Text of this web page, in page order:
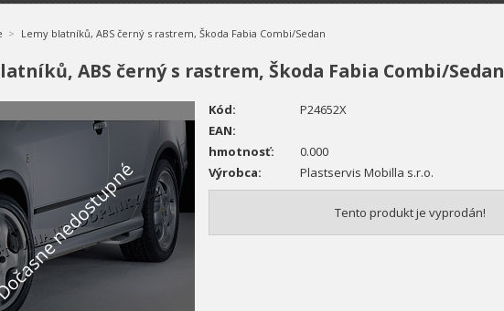
Lemy blatníků, ABS černý s rastrem, Škoda Fabia Combi/Sedan
ABS černý s rastrem, Škoda Fabia Combi/Sedan
nedostupné
Kód:
P24652X
EAN:
hmotnosť:
0.000
Výrobca:
Plastservis Mobilla s.r.o.
Tento produkt je vyprodán!